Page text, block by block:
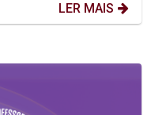
LER MAIS